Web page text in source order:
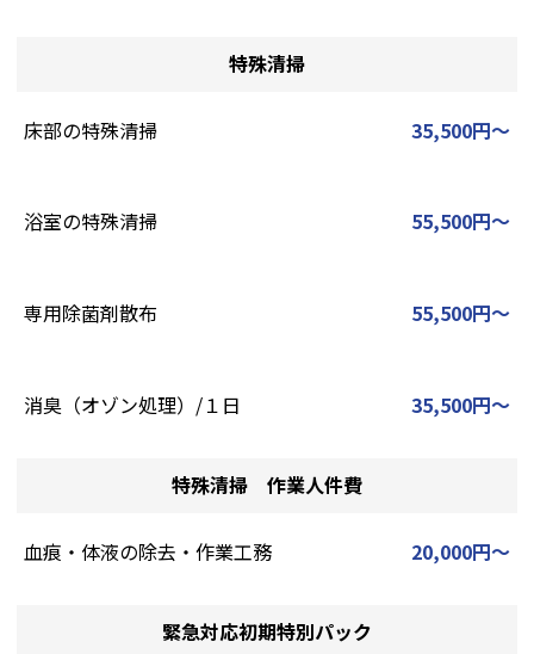
特殊清掃
床部の特殊清掃 35,500円～
浴室の特殊清掃 55,500円～
専用除菌剤散布 55,500円～
消臭（オゾン処理）/１日 35,500円～
特殊清掃 作業人件費
血痕・体液の除去・作業工務 20,000円～
緊急対応初期特別パック